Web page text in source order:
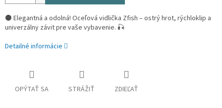
⚫ Elegantná a odolná! Oceľová vidlička Zfish – ostrý hrot, rýchloklip a
univerzálny závit pre vaše vybavenie. 🎣
Detailné informácie
OPÝTAŤ SA STRÁŽIŤ ZDIEĽAŤ